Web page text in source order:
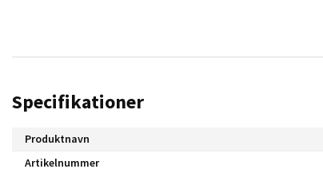
Specifikationer
Produktnavn
Artikelnummer